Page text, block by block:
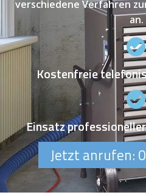
verschiedene Verfahren
an.
Kostenfreie
Einsatz
Jetzt anrufen: